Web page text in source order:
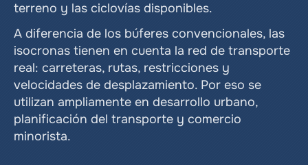
terreno y las ciclovías disponibles.
A diferencia de los búferes convencionales, las
isocronas tienen en cuenta la red de transporte
real: carreteras, rutas, restricciones y
velocidades de desplazamiento. Por eso se
utilizan ampliamente en desarrollo urbano,
planificación del transporte y comercio
minorista.